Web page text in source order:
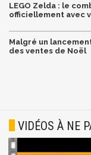
LEGO Zelda : le
officiellement avec
Malgré un
des ventes de Noël
VIDÉOS À NE